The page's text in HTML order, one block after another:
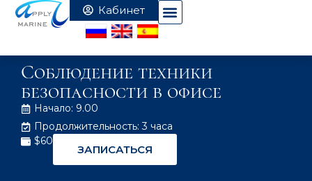
Соблюдение техники
безопасности в офисе
Начало: 9.00
Продолжительность: 3 часа
$60
ЗАПИСАТЬСЯ